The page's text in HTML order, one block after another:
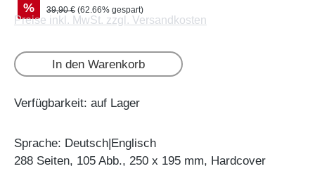
% 39,90 € (62.66% gespart)
Preise inkl. MwSt. zzgl. Versandkosten
In den Warenkorb
Verfügbarkeit: auf Lager
Sprache: Deutsch|Englisch
288 Seiten, 105 Abb., 250 x 195 mm, Hardcover